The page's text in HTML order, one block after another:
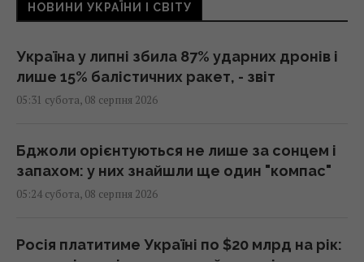
НОВИНИ УКРАЇНИ І СВІТУ
Україна у липні збила 87% ударних дронів і
лише 15% балістичних ракет, - звіт
05:31 субота, 08 серпня 2026
Бджоли орієнтуються не лише за сонцем і
запахом: у них знайшли ще один "компас"
05:24 субота, 08 серпня 2026
Росія платитиме Україні по $20 млрд на рік: